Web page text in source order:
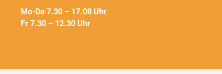
Mo-Do 7.30 – 17.00 Uhr
Fr 7.30 – 12.30 Uhr